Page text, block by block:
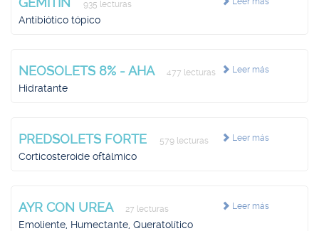
935 lecturas
Antibiótico tópico
Leer más
NEOSOLETS 8% - AHA 477 lecturas
Hidratante
Leer más
PREDSOLETS FORTE 579 lecturas
Corticosteroide oftálmico
Leer más
AYR CON UREA 27 lecturas
Emoliente, Humectante, Queratolítico